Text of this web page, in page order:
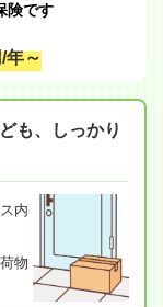
険です
年～
も、しっかり
内
物